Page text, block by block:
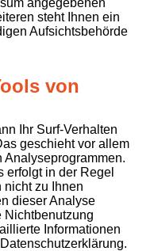
steht Ihnen ein
Aufsichtsbehörde
von
Ihr Surf-Verhalten
geschieht vor allem
Analyseprogrammen.
erfolgt in der Regel
nicht zu Ihnen
dieser Analyse
Nichtbenutzung
Informationen